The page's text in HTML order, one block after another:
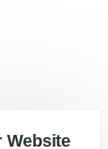
Website